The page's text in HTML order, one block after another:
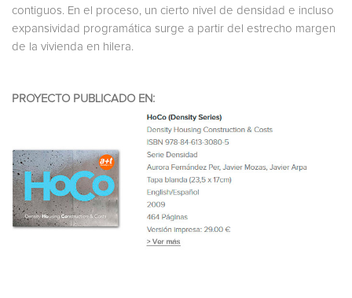
contiguos. En el proceso, un cierto nivel de densidad e incluso
expansividad programática surge a partir del estrecho margen
de la vivienda en hilera.
PROYECTO PUBLICADO EN: